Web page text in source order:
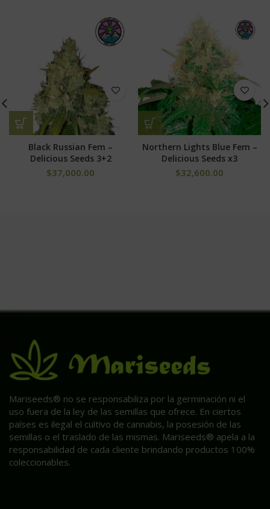
Black Russian Fem –
Delicious Seeds 3+2
$37,000.00
Northern Lights Blue Fem –
Delicious Seeds x3
$32,600.00
Mariseeds® no se responsabiliza por la germinación ni el
uso fuera de la ley de las semillas que ofrece. En ciertos
países es ilegal el cultivo de cannabis, la posesión de las
semillas o el traslado de las mismas. Mariseeds® apela a la
responsabilidad de cada cliente brindando productos 100%
coleccionables.